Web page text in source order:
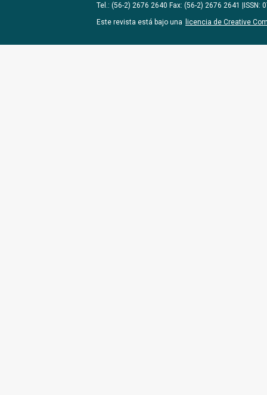
Tel.: (56-2) 2676 2640 Fax: (56-2) 2676 2641 |ISSN:
Este revista está bajo una
licencia de Creative